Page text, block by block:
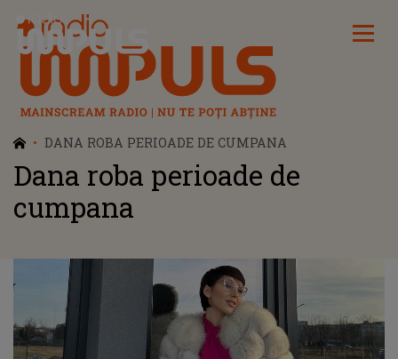
Radio Impuls
DANA ROBA PERIOADE DE CUMPANA
Dana roba perioade de
cumpana